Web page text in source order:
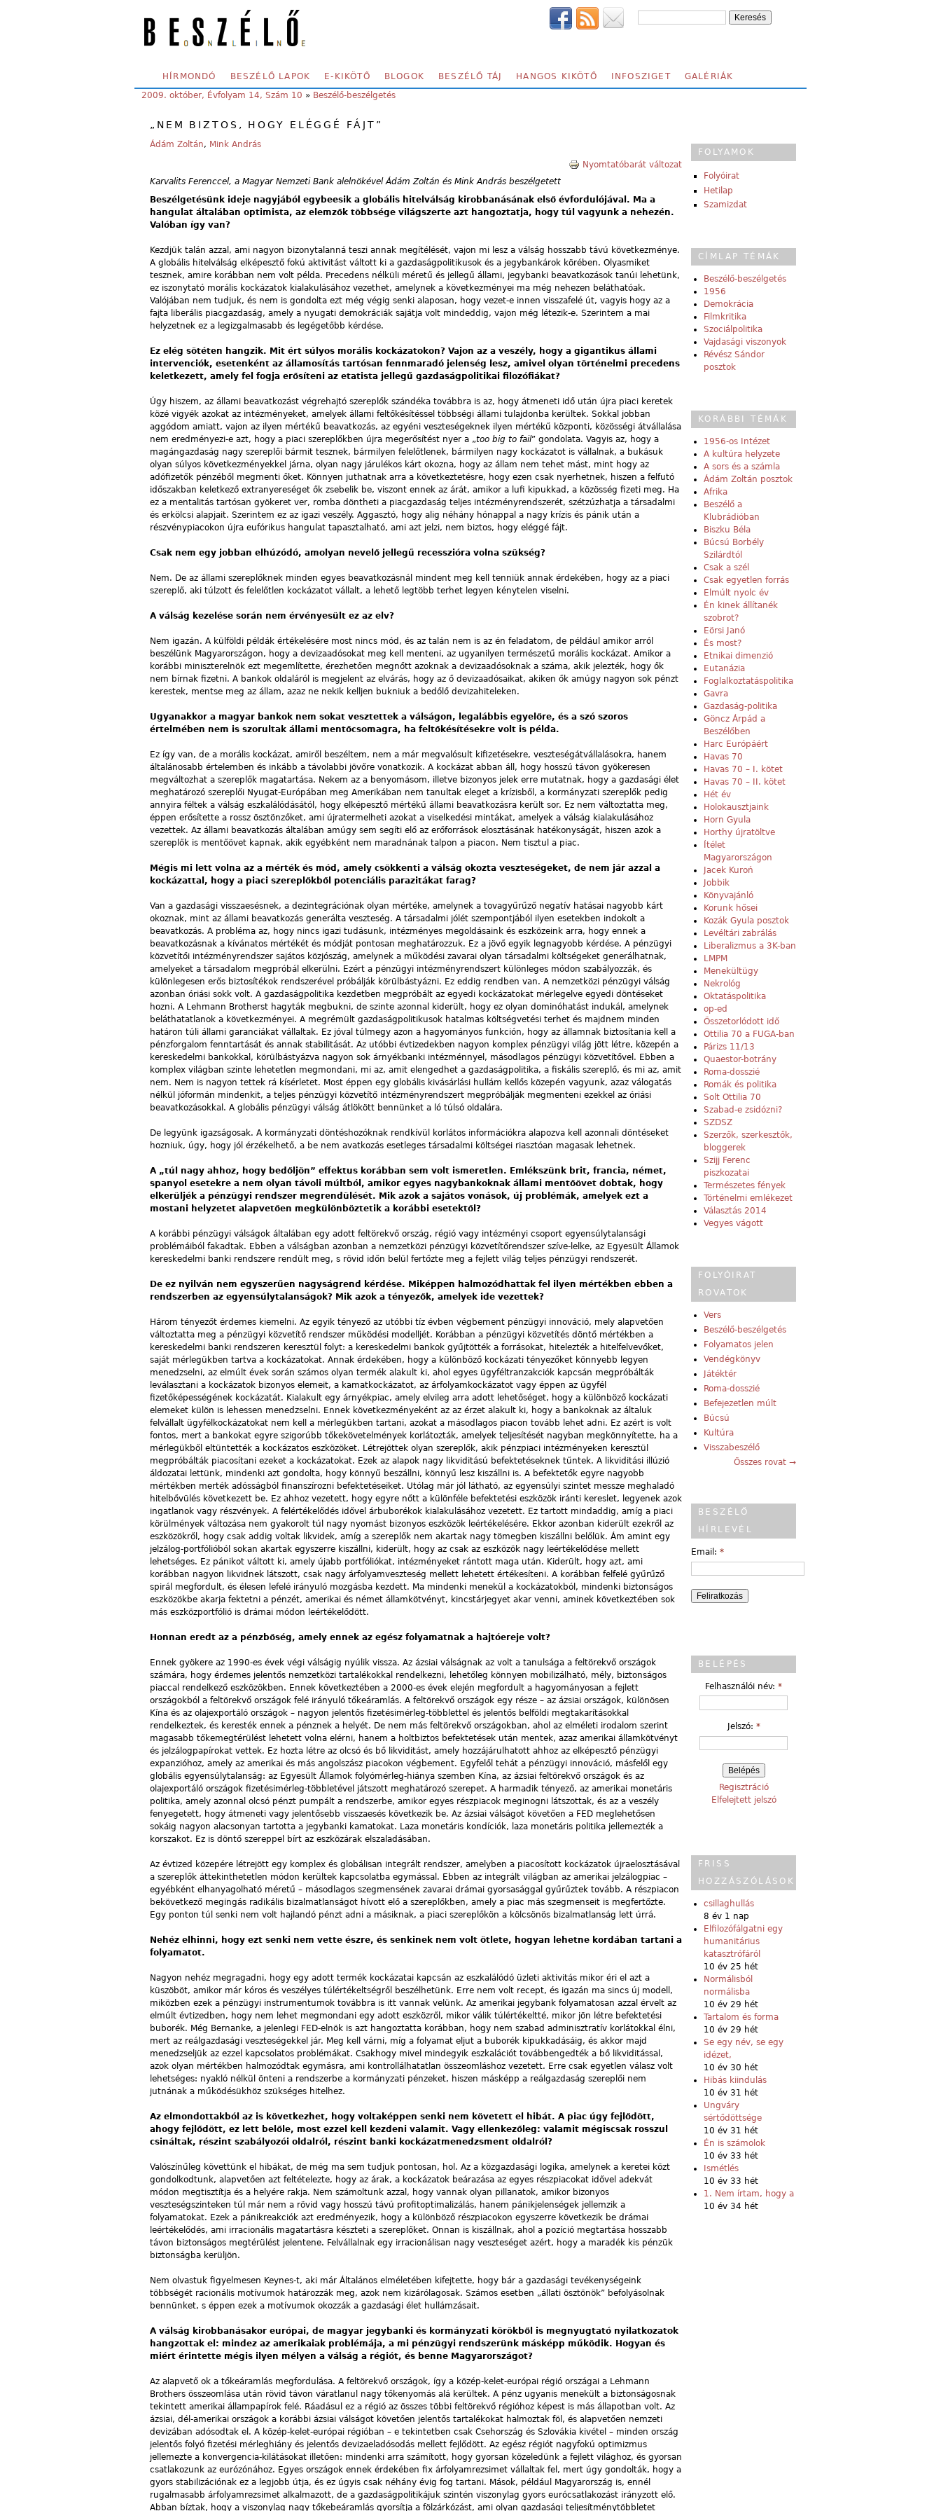
SECONDARY MENU
HÍRMONDÓ BESZÉLŐ LAPOK E-KIKÖTŐ BLOGOK BESZÉLŐ TÁJ HANGOS KIKÖTŐ INFOSZIGET GALÉRIÁK
YOU ARE HERE:
2009. október, Évfolyam 14, Szám 10 » Beszélő-beszélgetés
„NEM BIZTOS, HOGY ELÉGGÉ FÁJT”
Ádám Zoltán, Mink András
Nyomtatóbarát változat
Karvalits Ferenccel, a Magyar Nemzeti Bank alelnökével Ádám Zoltán és Mink András beszélgetett
Beszélgetésünk ideje nagyjából egybeesik a globális hitelválság kirobbanásának első évfordulójával. Ma a
hangulat általában optimista, az elemzők többsége világszerte azt hangoztatja, hogy túl vagyunk a nehezén.
Valóban így van?
Kezdjük talán azzal, ami nagyon bizonytalanná teszi annak megítélését, vajon mi lesz a válság hosszabb távú következménye.
A globális hitelválság elképesztő fokú aktivitást váltott ki a gazdaságpolitikusok és a jegybankárok körében. Olyasmiket
tesznek, amire korábban nem volt példa. Precedens nélküli méretű és jellegű állami, jegybanki beavatkozások tanúi lehetünk,
ez iszonytató morális kockázatok kialakulásához vezethet, amelynek a következményei ma még nehezen beláthatóak.
Valójában nem tudjuk, és nem is gondolta ezt még végig senki alaposan, hogy vezet-e innen visszafelé út, vagyis hogy az a
fajta liberális piacgazdaság, amely a nyugati demokráciák sajátja volt mindeddig, vajon még létezik-e. Szerintem a mai
helyzetnek ez a legizgalmasabb és legégetőbb kérdése.
Ez elég sötéten hangzik. Mit ért súlyos morális kockázatokon? Vajon az a veszély, hogy a gigantikus állami
intervenciók, esetenként az államosítás tartósan fennmaradó jelenség lesz, amivel olyan történelmi precedens
keletkezett, amely fel fogja erősíteni az etatista jellegű gazdaságpolitikai filozófiákat?
Úgy hiszem, az állami beavatkozást végrehajtó szereplők szándéka továbbra is az, hogy átmeneti idő után újra piaci keretek
közé vigyék azokat az intézményeket, amelyek állami feltőkésítéssel többségi állami tulajdonba kerültek. Sokkal jobban
aggódom amiatt, vajon az ilyen mértékű beavatkozás, az egyéni veszteségeknek ilyen mértékű központi, közösségi átvállalása
nem eredményezi-e azt, hogy a piaci szereplőkben újra megerősítést nyer a „too big to fail” gondolata. Vagyis az, hogy a
magángazdaság nagy szereplői bármit tesznek, bármilyen felelőtlenek, bármilyen nagy kockázatot is vállalnak, a bukásuk
olyan súlyos következményekkel járna, olyan nagy járulékos kárt okozna, hogy az állam nem tehet mást, mint hogy az
adófizetők pénzéből megmenti őket. Könnyen juthatnak arra a következtetésre, hogy ezen csak nyerhetnek, hiszen a felfutó
időszakban keletkező extranyereséget ők zsebelik be, viszont ennek az árát, amikor a lufi kipukkad, a közösség fizeti meg. Ha
ez a mentalitás tartósan gyökeret ver, romba döntheti a piacgazdaság teljes intézményrendszerét, szétzúzhatja a társadalmi
és erkölcsi alapjait. Szerintem ez az igazi veszély. Aggasztó, hogy alig néhány hónappal a nagy krízis és pánik után a
részvénypiacokon újra eufórikus hangulat tapasztalható, ami azt jelzi, nem biztos, hogy eléggé fájt.
Csak nem egy jobban elhúzódó, amolyan nevelő jellegű recesszióra volna szükség?
Nem. De az állami szereplőknek minden egyes beavatkozásnál mindent meg kell tenniük annak érdekében, hogy az a piaci
szereplő, aki túlzott és felelőtlen kockázatot vállalt, a lehető legtöbb terhet legyen kénytelen viselni.
A válság kezelése során nem érvényesült ez az elv?
Nem igazán. A külföldi példák értékelésére most nincs mód, és az talán nem is az én feladatom, de például amikor arról
beszélünk Magyarországon, hogy a devizaadósokat meg kell menteni, az ugyanilyen természetű morális kockázat. Amikor a
korábbi miniszterelnök ezt megemlítette, érezhetően megnőtt azoknak a devizaadósoknak a száma, akik jelezték, hogy ők
nem bírnak fizetni. A bankok oldaláról is megjelent az elvárás, hogy az ő devizaadósaikat, akiken ők amúgy nagyon sok pénzt
kerestek, mentse meg az állam, azaz ne nekik kelljen bukniuk a bedőlő devizahiteleken.
Ugyanakkor a magyar bankok nem sokat vesztettek a válságon, legalábbis egyelőre, és a szó szoros
értelmében nem is szorultak állami mentőcsomagra, ha feltőkésítésekre volt is példa.
Ez így van, de a morális kockázat, amiről beszéltem, nem a már megvalósult kifizetésekre, veszteségátvállalásokra, hanem
általánosabb értelemben és inkább a távolabbi jövőre vonatkozik. A kockázat abban áll, hogy hosszú távon gyökeresen
megváltozhat a szereplők magatartása. Nekem az a benyomásom, illetve bizonyos jelek erre mutatnak, hogy a gazdasági élet
meghatározó szereplői Nyugat-Európában meg Amerikában nem tanultak eleget a krízisből, a kormányzati szereplők pedig
annyira féltek a válság eszkalálódásától, hogy elképesztő mértékű állami beavatkozásra került sor. Ez nem változtatta meg,
éppen erősítette a rossz ösztönzőket, ami újratermelheti azokat a viselkedési mintákat, amelyek a válság kialakulásához
vezettek. Az állami be­avatkozás általában amúgy sem segíti elő az erőforrások elosztásának hatékonyságát, hiszen azok a
szereplők is mentőövet kapnak, akik egyébként nem maradnának talpon a piacon. Nem tisztul a piac.
Mégis mi lett volna az a mérték és mód, amely csökkenti a válság okozta veszteségeket, de nem jár azzal a
kockázattal, hogy a piaci szereplőkből potenciális parazitákat farag?
Van a gazdasági visszaesésnek, a dezintegrációnak olyan mértéke, amelynek a tovagyűrűző negatív hatásai nagyobb kárt
okoznak, mint az állami beavatkozás generálta veszteség. A társadalmi jólét szempontjából ilyen esetekben indokolt a
beavatkozás. A probléma az, hogy nincs igazi tudásunk, intézményes megoldásaink és eszközeink arra, hogy ennek a
beavatkozásnak a kívánatos mértékét és módját pontosan meghatározzuk. Ez a jövő egyik legnagyobb kérdése. A pénzügyi
közvetítői intézményrendszer sajátos közjószág, amelynek a működési zavarai olyan társadalmi költségeket generálhatnak,
amelyeket a társadalom megpróbál elkerülni. Ezért a pénzügyi intézményrendszert különleges módon szabályozzák, és
különlegesen erős biztosítékok rendszerével próbálják körülbástyázni. Ez eddig rendben van. A nemzet­közi pénzügyi válság
azonban óriási sokk volt. A gazdaságpolitika kezdetben megpróbált az egyedi kockázatokat mérlegelve egyedi döntéseket
hozni. A Lehmann Brotherst hagyták megbukni, de szinte azonnal kiderült, hogy ez olyan dominóhatást indukál, amelynek
beláthatatlanok a következményei. A megrémült gazdaságpolitikusok hatalmas költségvetési terhet és majdnem minden
határon túli állami garanciákat vállaltak. Ez jóval túlmegy azon a hagyományos funkción, hogy az államnak biztosítania kell a
pénz­forgalom fenntartását és annak stabilitását. Az utóbbi évtizedekben nagyon komplex pénzügyi világ jött létre, közepén a
kereskedelmi bankokkal, körülbástyázva nagyon sok árnyékbanki intézménnyel, másodlagos pénzügyi közvetítővel. Ebben a
komplex világban szinte lehetetlen megmondani, mi az, amit elengedhet a gazdaságpolitika, a fiskális szereplő, és mi az, amit
nem. Nem is nagyon tettek rá kísérletet. Most éppen egy globális kivásárlási hullám kellős közepén vagyunk, azaz válogatás
nélkül jóformán mindenkit, a teljes pénzügyi közvetítő intézményrendszert megpróbálják megmenteni ezekkel az óriási
beavatkozásokkal. A globális pénzügyi válság átlökött bennünket a ló túlsó oldalára.
De legyünk igazságosak. A kormányzati döntéshozóknak rendkívül korlátos információkra alapozva kell azonnali döntéseket
hozniuk, úgy, hogy jól érzékelhető, a be nem avatkozás esetleges társadalmi költségei riasztóan magasak lehetnek.
A „túl nagy ahhoz, hogy bedőljön” effektus korábban sem volt ismeretlen. Emlékszünk brit, francia, német,
spanyol esetekre a nem olyan távoli múltból, amikor egyes nagybankoknak állami mentőövet dobtak, hogy
elkerüljék a pénzügyi rendszer megrendülését. Mik azok a sajátos vonások, új problémák, amelyek ezt a
mostani helyzetet alapvetően megkülönböztetik a korábbi esetektől?
A korábbi pénzügyi válságok általában egy adott feltörekvő ország, régió vagy intézményi csoport egyensúlytalansági
problémáiból fakadtak. Ebben a válságban azonban a nemzetközi pénzügyi közvetítőrendszer szíve-lelke, az Egyesült Államok
kereskedelmi banki rendszere rendült meg, s rövid időn belül fertőzte meg a fejlett világ teljes pénzügyi rendszerét.
De ez nyilván nem egyszerűen nagyságrend kérdése. Miképpen halmozódhattak fel ilyen mértékben ebben a
rendszerben az egyensúlytalanságok? Mik azok a tényezők, amelyek ide vezettek?
Három tényezőt érdemes kiemelni. Az egyik tényező az utóbbi tíz évben végbement pénzügyi innováció, mely alap­vetően
változtatta meg a pénzügyi közvetítő rendszer működési modelljét. Korábban a pénzügyi közvetítés döntő mértékben a
kereskedelmi banki rendszeren keresztül folyt: a kereskedelmi bankok gyűjtötték a forrásokat, hitelezték a hitelfelvevőket,
saját mérlegükben tartva a kockázatokat. Annak érdekében, hogy a különböző kockázati tényezőket könnyebb legyen
menedzselni, az elmúlt évek során számos olyan termék alakult ki, ahol egyes ügyféltranzakciók kapcsán megpróbálták
leválasztani a kockázatok bizonyos elemeit, a kamatkockázatot, az árfolyamkockázatot vagy éppen az ügyfél
fizetőképességének kockázatát. Kialakult egy árnyékpiac, amely elvileg arra adott lehetőséget, hogy a különböző kockázati
elemeket külön is lehessen menedzselni. Ennek következményeként az az érzet alakult ki, hogy a bankoknak az általuk
felvállalt ügyfélkockázatokat nem kell a mérlegükben tartani, azokat a másodlagos piacon tovább lehet adni. Ez azért is volt
fontos, mert a bankokat egyre szigorúbb tőkekövetelmények korlátozták, amelyek teljesítését nagyban megkönnyítette, ha a
mérlegükből eltüntették a kockázatos eszközöket. Létrejöttek olyan szereplők, akik pénzpiaci intézményeken keresztül
megpróbálták piacosítani ezeket a kockázatokat. Ezek az alapok nagy likviditású befektetéseknek tűntek. A likviditási illúzió
áldozatai lettünk, mindenki azt gondolta, hogy könnyű beszállni, könnyű lesz kiszállni is. A befektetők egyre nagyobb
mértékben merték adósságból finanszírozni befektetéseiket. Utólag már jól látható, az egyensúlyi szintet messze meghaladó
hitelbővülés következett be. Ez ahhoz vezetett, hogy egyre nőtt a különféle befektetési eszközök iránti kereslet, legyenek azok
ingatlanok vagy részvények. A felértékelődés idővel árbuborékok kialakulásához vezetett. Ez tartott mindaddig, amíg a piaci
körülmények változása nem gyakorolt túl nagy nyomást bizonyos eszközök leértékelésére. Ekkor azonban kiderült ezekről az
eszközökről, hogy csak addig voltak likvidek, amíg a szereplők nem akartak nagy tömegben kiszállni belőlük. Ám amint egy
jelzálog-portfólióból sokan akartak egyszerre kiszállni, kiderült, hogy az csak az eszközök nagy leértékelődése mellett
lehetséges. Ez pánikot váltott ki, amely újabb portfóliókat, intézményeket rántott maga után. Kiderült, hogy azt, ami
korábban nagyon likvidnek látszott, csak nagy árfolyamveszteség mellett lehetett értékesíteni. A korábban felfelé gyűrűző
spirál megfordult, és élesen lefelé irányuló mozgásba kezdett. Ma mindenki menekül a kockázatokból, mindenki biztonságos
eszközökbe akarja fektetni a pénzét, amerikai és német államkötvényt, kincstárjegyet akar venni, aminek következtében sok
más eszközportfólió is drámai módon leértékelődött.
Honnan eredt az a pénzbőség, amely ennek az egész folyamatnak a hajtóereje volt?
Ennek gyökere az 1990-es évek végi válságig nyúlik vissza. Az ázsiai válságnak az volt a tanulsága a feltörekvő országok
számára, hogy érdemes jelentős nemzetközi tartalékokkal rendelkezni, le­hetőleg könnyen mobili­zálható, mély, biztonságos
piaccal rendelkező esz­közökben. Ennek következtében a 2000-es évek elején megfordult a hagyományosan a fejlett
országokból a feltörekvő országok felé irányuló tőkeáramlás. A feltörekvő országok egy része – az ázsiai országok, különösen
Kína és az olajexportáló országok – nagyon jelentős fizetésimérleg-többlettel és jelentős belföldi megtakarításokkal
rendelkeztek, és keresték ennek a pénznek a helyét. De nem más feltörekvő országokban, ahol az elméleti irodalom szerint
magasabb tőkemegtérülést lehetett volna elérni, hanem a holtbiztos befektetések után mentek, azaz amerikai államkötvényt
és jelzálogpapírokat vettek. Ez hozta létre az olcsó és bő likviditást, amely hozzá­já­rul­hatott ahhoz az elképesztő pénzügyi
expanzióhoz, amely az amerikai és más angolszász piacokon végbement. Egyfelől tehát a pénzügyi innováció, másfelől egy
globális egyensúlyta­lanság: az Egyesült Államok folyómérleg-hiánya szemben Kína, az ázsiai feltörekvő országok és az
olajexportáló országok fizetésimérleg-többletével játszott meghatározó szerepet. A harmadik tényező, az amerikai monetáris
politika, amely azonnal olcsó pénzt pumpált a rendszerbe, amikor egyes részpiacok meginogni látszottak, és az a veszély
fenyegetett, hogy átmeneti vagy jelentősebb visszaesés következik be. Az ázsiai válságot követően a FED meglehetősen
sokáig nagyon alacsonyan tartotta a jegybanki kamatokat. Laza monetáris kondíciók, laza monetáris politika jellemezték a
korszakot. Ez is döntő szereppel bírt az eszközárak elszaladásában.
Az évtized közepére létrejött egy komplex és globálisan integrált rendszer, amelyben a piacosított kockázatok újraelosztásával
a szereplők áttekinthetetlen módon kerültek kapcsolatba egymással. Ebben az integrált világban az amerikai jelzálogpiac –
egyébként elhanyagolható méretű – másodlagos szegmensének zavarai drámai gyorsasággal gyűrűztek tovább. A részpiacon
bekövetkező megingás radikális bizalmatlanságot hívott elő a szereplőkben, amely a piac más szegmenseit is megfertőzte.
Egy ponton túl senki nem volt hajlandó pénzt adni a másiknak, a piaci szereplőkön a kölcsönös bizalmatlanság lett úrrá.
Nehéz elhinni, hogy ezt senki nem vette észre, és senkinek nem volt ötlete, hogyan lehetne kordában tartani a
folyamatot.
Nagyon nehéz megragadni, hogy egy adott termék kockázatai kapcsán az eszkalálódó üzleti aktivitás mikor éri el azt a
küszöböt, amikor már kóros és veszélyes túlértékeltségről beszélhetünk. Erre nem volt recept, és igazán ma sincs új modell,
miközben ezek a pénzügyi instrumentumok továbbra is itt vannak velünk. Az amerikai jegybank folyamatosan azzal érvelt az
elmúlt évtizedben, hogy nem lehet megmondani egy adott eszközről, mikor válik túlértékeltté, mikor jön létre befektetési
buborék. Még Bernanke, a jelenlegi FED-elnök is azt hangoztatta korábban, hogy nem szabad adminisztratív korlátokkal élni,
mert az reálgazdasági veszteségekkel jár. Meg kell várni, míg a folyamat eljut a buborék kipukkadásáig, és akkor majd
menedzseljük az ezzel kapcsolatos problémákat. Csakhogy mivel mindegyik eszkalációt továbbengedték a bő likviditással,
azok olyan mértékben halmozódtak egymásra, ami kontrollálhatatlan összeomláshoz vezetett. Erre csak egyetlen válasz volt
lehetséges: nyakló nélkül önteni a rendszerbe a kormányzati pénzeket, hiszen másképp a reálgazdaság szereplői nem
jutnának a működésükhöz szükséges hitelhez.
Az elmondottakból az is következhet, hogy voltaképpen senki nem követett el hibát. A piac úgy fejlődött,
ahogy fejlődött, ez lett belőle, most ezzel kell kezdeni valamit. Vagy ellenkezőleg: valamit mégiscsak rosszul
csináltak, részint szabályozói oldalról, részint banki kockázatmenedzsment oldalról?
Valószínűleg követtünk el hibákat, de még ma sem tudjuk pontosan, hol. Az a közgazdasági logika, amelynek a keretei közt
gondolkodtunk, alapvetően azt feltételezte, hogy az árak, a kockázatok beárazása az egyes részpiacokat idővel adekvát
módon megtisztítja és a helyére rakja. Nem számoltunk azzal, hogy vannak olyan pillanatok, amikor bizonyos
veszteségszinteken túl már nem a rövid vagy hosszú távú profitoptimalizálás, hanem pánikjelenségek jellemzik a
folyamatokat. Ezek a pánikreakciók azt eredményezik, hogy a különböző részpiacokon egyszerre következik be drámai
leértékelődés, ami irracionális magatartásra készteti a szereplőket. Onnan is kiszállnak, ahol a pozíció megtartása hosszabb
távon biztonságos megtérülést jelentene. Felvállalnak egy irracionálisan nagy veszteséget azért, hogy a maradék kis pénzük
biztonságba kerüljön.
Nem olvastuk figyelmesen Keynes-t, aki már Általános elméletében kifejtette, hogy bár a gazdasági tevékenységeink
többségét racionális motívumok határozzák meg, azok nem kizárólagosak. Számos esetben „állati ösztönök” befolyásolnak
bennünket, s éppen ezek a motívumok okozzák a gazdasági élet hullámzásait.
A válság kirobbanásakor európai, de magyar jegybanki és kormányzati körökből is megnyugtató nyilatkozatok
hangzottak el: mindez az amerikaiak problémája, a mi pénzügyi rendszerünk másképp működik. Hogyan és
miért érintette mégis ilyen mélyen a válság a régiót, és benne Magyarországot?
Az alapvető ok a tőkeáramlás megfordulása. A feltörekvő országok, így a közép-kelet-európai régió országai a Lehmann
Brothers összeomlása után rövid távon váratlanul nagy tőkenyomás alá kerültek. A pénz ugyanis menekült a biztonságosnak
tekintett amerikai állampapírok felé. Ráadásul ez a régió az összes többi feltörekvő régióhoz képest is más állapotban volt. Az
ázsiai, dél-amerikai országok a korábbi ázsiai válságot követően jelentős tartalékokat halmoztak föl, és alapvetően nemzeti
devizában adósodtak el. A közép-kelet-európai régióban – e tekintetben csak Csehország és Szlovákia kivétel – minden ország
jelentős folyó fizetési mérleg­hiány és jelentős devizaeladósodás mellett fejlődött. Az egész régiót nagyfokú optimizmus
jellemezte a konvergencia-kilátásokat illetően: mindenki arra számított, hogy gyorsan közeledünk a fejlett világhoz, és gyorsan
csatlakozunk az eurózónához. Egyes országok ennek érdekében fix árfolyamrezsimet vállaltak fel, mert úgy gondolták, hogy a
gyors stabilizációnak ez a legjobb útja, és ez úgyis csak néhány évig fog tartani. Mások, például Magyarország is, ennél
rugalmasabb árfolyam­rezsimet alkalmazott, de a gazdaságpolitikájuk szintén viszonylag gyors eurócsatlakozást irányzott elő.
Abban bíztak, hogy a viszonylag nagy tőkebeáramlás gyorsítja a fölzárkózást, ami olyan gazdasági teljesítménytöbbletet
FOLYAMOK
Folyóirat
Hetilap
Szamizdat
CÍMLAP TÉMÁK
Beszélő-beszélgetés
1956
Demokrácia
Filmkritika
Szociálpolitika
Vajdasági viszonyok
Révész Sándor
posztok
KORÁBBI TÉMÁK
1956-os Intézet
A kultúra helyzete
A sors és a számla
Ádám Zoltán posztok
Afrika
Beszélő a
Klubrádióban
Biszku Béla
Búcsú Borbély
Szilárdtól
Csak a szél
Csak egyetlen forrás
Elmúlt nyolc év
Én kinek állítanék
szobrot?
Eörsi Janó
És most?
Etnikai dimenzió
Eutanázia
Foglalkoztatáspolitika
Gavra
Gazdaság-politika
Göncz Árpád a
Beszélőben
Harc Európáért
Havas 70
Havas 70 – I. kötet
Havas 70 – II. kötet
Hét év
Holokausztjaink
Horn Gyula
Horthy újratöltve
Ítélet
Magyarországon
Jacek Kuroń
Jobbik
Könyvajánló
Korunk hősei
Kozák Gyula posztok
Levéltári zabrálás
Liberalizmus a 3K-ban
LMPM
Menekültügy
Nekrológ
Oktatáspolitika
op-ed
Összetorlódott idő
Ottilia 70 a FUGA-ban
Párizs 11/13
Quaestor-botrány
Roma-dosszié
Romák és politika
Solt Ottilia 70
Szabad-e zsidózni?
SZDSZ
Szerzők, szerkesztők,
bloggerek
Szijj Ferenc
piszkozatai
Természetes fények
Történelmi emlékezet
Választás 2014
Vegyes vágott
FOLYÓIRAT
ROVATOK
Vers
Beszélő-beszélgetés
Folyamatos jelen
Vendégkönyv
Játéktér
Roma-dosszié
Befejezetlen múlt
Búcsú
Kultúra
Visszabeszélő
Összes rovat →
BESZÉLŐ
HÍRLEVÉL
Email: *
BELÉPÉS
Felhasználói név: *
Jelszó: *
Regisztráció
Elfelejtett jelszó
FRISS
HOZZÁSZÓLÁSOK
csillaghullás
8 év 1 nap
Elfilozófálgatni egy
humanitárius
katasztrófáról
10 év 25 hét
Normálisból
normálisba
10 év 29 hét
Tartalom és forma
10 év 29 hét
Se egy név, se egy
idézet,
10 év 30 hét
Hibás kiindulás
10 év 31 hét
Ungváry
sértődöttsége
10 év 31 hét
Én is számolok
10 év 33 hét
Ismétlés
10 év 33 hét
1. Nem írtam, hogy a
10 év 34 hét